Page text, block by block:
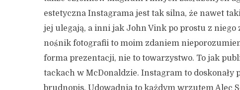
estetyczna Instagrama jest tak silna, że nawet
jej ulegają, a inni jak John Vink po prostu z
nośnik fotografii to moim zdaniem
forma prezentacji, nie to towarzystwo. To jak
tackach w McDonaldzie. Instagram to doskonały
brudnopis. Udowadnia to każdym wrzutem Alec